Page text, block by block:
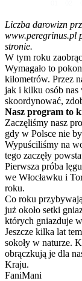
Liczba darowizn
www.peregrinus.pl
stronie.
W tym roku
Wymagało to
kilometrów. Przez
jak i kilku osób nas
skoordynować,
Nasz program to
Zaczęliśmy nasz
gdy w Polsce nie
Wypuściliśmy na
tego zaczęły
Pierwsza próba
we Włocławku i
roku.
Co roku
już około setki
których gniazduje
Jeszcze kilka lat
sokoły w naturze.
obrączkują je dla
Kraju.
FaniMani